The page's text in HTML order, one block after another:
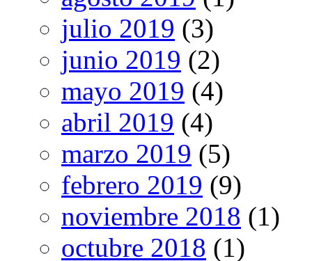
julio 2019 (3)
junio 2019 (2)
mayo 2019 (4)
abril 2019 (4)
marzo 2019 (5)
febrero 2019 (9)
noviembre 2018 (1)
octubre 2018 (1)